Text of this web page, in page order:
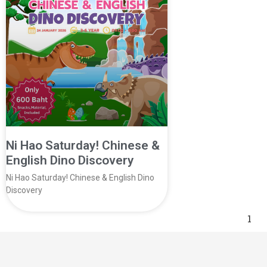
Ni Hao Saturday! Chinese &
English Dino Discovery
Ni Hao Saturday! Chinese & English Dino
Discovery
1